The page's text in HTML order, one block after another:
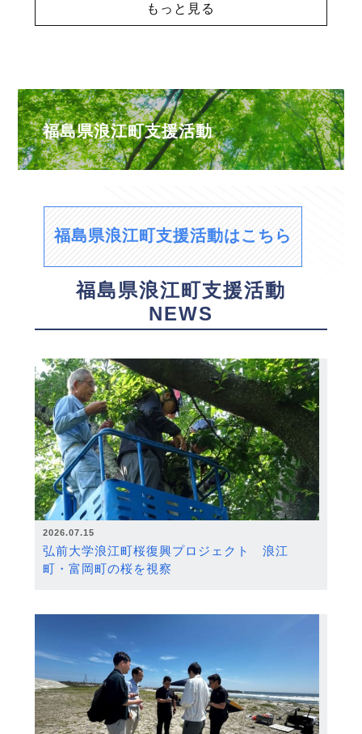
もっと見る
福島県浪江町支援活動
福島県浪江町支援活動はこちら
福島県浪江町支援活動
NEWS
2026.07.15
弘前大学浪江町桜復興プロジェクト 浪江
町・富岡町の桜を視察